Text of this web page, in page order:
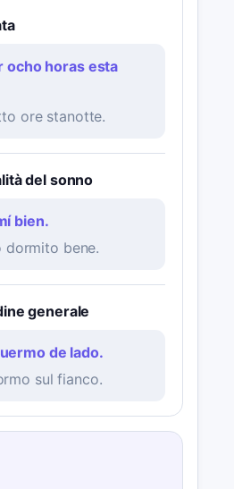
ocho horas esta
ore stanotte.
del sonno
bien.
dormito bene.
generale
de lado.
sul fianco.